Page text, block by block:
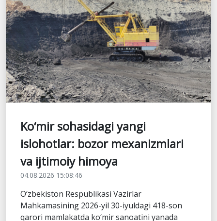
Ko‘mir sohasidagi yangi
islohotlar: bozor mexanizmlari
va ijtimoiy himoya
04.08.2026 15:08:46
O‘zbekiston Respublikasi Vazirlar
Mahkamasining 2026-yil 30-iyuldagi 418-son
qarori mamlakatda ko‘mir sanoatini yanada